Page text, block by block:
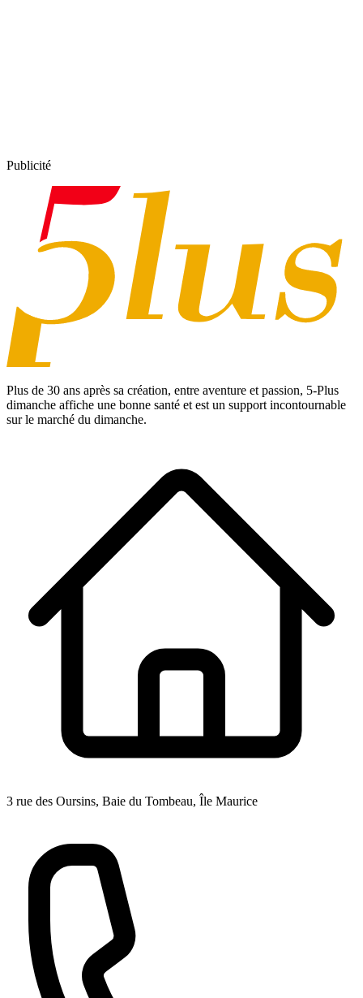
Publicité
Plus de 30 ans après sa création, entre aventure et passion, 5-Plus
dimanche affiche une bonne santé et est un support incontournable
sur le marché du dimanche.
3 rue des Oursins, Baie du Tombeau, Île Maurice